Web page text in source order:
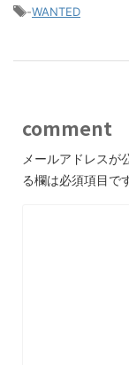
-WANTED
comment
メールアドレスが
る欄は必須項目で